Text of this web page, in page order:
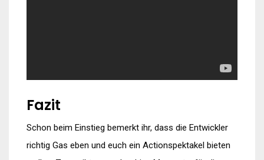
Fazit
Schon beim Einstieg bemerkt ihr, dass die Entwickler
richtig Gas eben und euch ein Actionspektakel bieten